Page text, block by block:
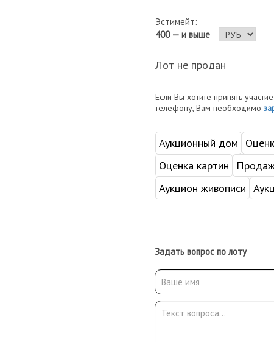
Эстимейт:
400 — и выше
Лот не продан
Если Вы хотите принять
телефону, Вам необходимо
Аукционный дом
Оценка картин
Аукцион живописи
Задать вопрос по лоту